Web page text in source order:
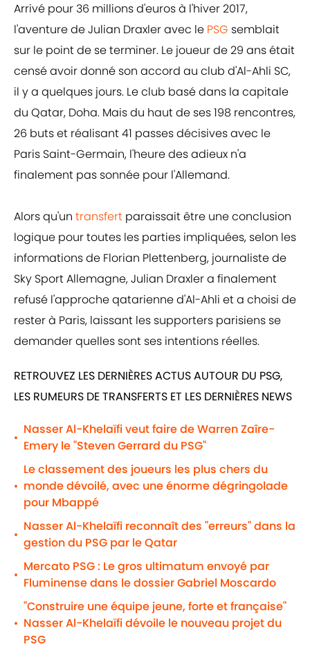
Arrivé pour 36 millions d'euros à l'hiver 2017,
l'aventure de Julian Draxler avec le PSG semblait
sur le point de se terminer. Le joueur de 29 ans était
censé avoir donné son accord au club d'Al-Ahli SC,
il y a quelques jours. Le club basé dans la capitale
du Qatar, Doha. Mais du haut de ses 198 rencontres,
26 buts et réalisant 41 passes décisives avec le
Paris Saint-Germain, l'heure des adieux n'a
finalement pas sonnée pour l'Allemand.
Alors qu'un transfert paraissait être une conclusion
logique pour toutes les parties impliquées, selon les
informations de Florian Plettenberg, journaliste de
Sky Sport Allemagne, Julian Draxler a finalement
refusé l'approche qatarienne d'Al-Ahli et a choisi de
rester à Paris, laissant les supporters parisiens se
demander quelles sont ses intentions réelles.
RETROUVEZ LES DERNIÈRES ACTUS AUTOUR DU PSG,
LES RUMEURS DE TRANSFERTS ET LES DERNIÈRES NEWS
•
Nasser Al-Khelaïfi veut faire de Warren Zaîre-
Emery le "Steven Gerrard du PSG"
•
Le classement des joueurs les plus chers du
monde dévoilé, avec une énorme dégringolade
pour Mbappé
•
Nasser Al-Khelaïfi reconnaît des "erreurs" dans la
gestion du PSG par le Qatar
•
Mercato PSG : Le gros ultimatum envoyé par
Fluminense dans le dossier Gabriel Moscardo
•
"Construire une équipe jeune, forte et française"
Nasser Al-Khelaïfi dévoile le nouveau projet du
PSG